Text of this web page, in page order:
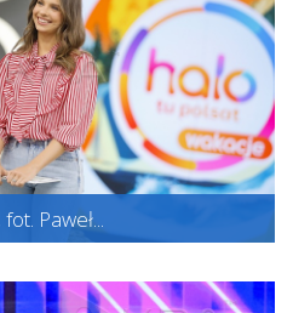
Paweł...